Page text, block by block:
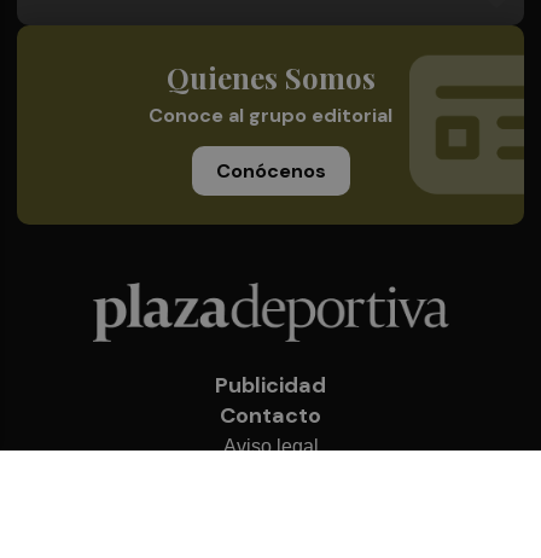
Quienes Somos
Conoce al grupo editorial
Conócenos
Publicidad
Contacto
Aviso legal